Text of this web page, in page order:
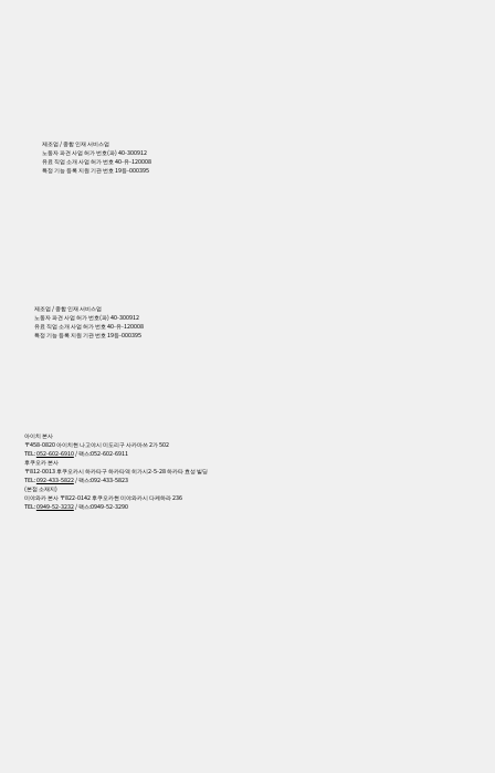
제조업 / 종합 인재 서비스업
노동자 파견 사업 허가 번호(파) 40-300912
유료 직업 소개 사업 허가 번호 40-유-120008
특정 기능 등록 지원 기관 번호 19등-000395
제조업 / 종합 인재 서비스업
노동자 파견 사업 허가 번호(파) 40-300912
유료 직업 소개 사업 허가 번호 40-유-120008
특정 기능 등록 지원 기관 번호 19등-000395
아이치 본사
〒458-0820 아이치현 나고야시 미도리구 사카마쓰 2가 502
TEL:052-602-6910/ 팩스:052-602-6911
후쿠오카 본사
〒812-0013 후쿠오카시 하카타구 하카타역 히가시2-5-28 하카타 효성 빌딩
TEL:092-433-5822/ 팩스:092-433-5823
(본점 소재지)
미야와카 본사 〒822-0142 후쿠오카현 미야와카시 다케하라 236
TEL:0949-52-3232/ 팩스:0949-52-3290